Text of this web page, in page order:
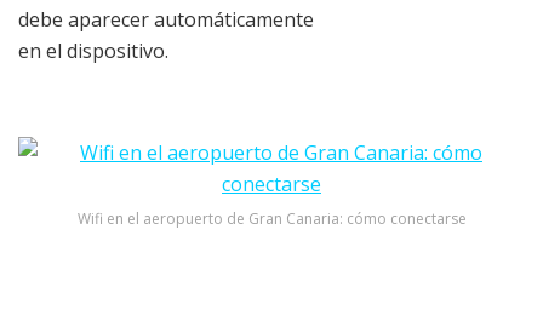
debe aparecer automáticamente
en el dispositivo.
Wifi en el aeropuerto de Gran Canaria: cómo conectarse